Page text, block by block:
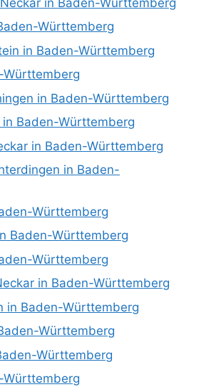
Württemberg
in Baden-Württemberg
Württemberg
in Baden-Württemberg
Baden-Württemberg
in Baden-Württemberg
in Baden-
Württemberg
Baden-Württemberg
Württemberg
in Baden-Württemberg
in Baden-Württemberg
Württemberg
Württemberg
Württemberg